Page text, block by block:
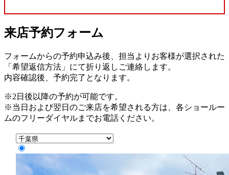
来店予約フォーム
フォームからの予約申込み後、担当よりお客様が選択された
「希望返信方法」にて折り返しご連絡します。
内容確認後、予約完了となります。
※2日後以降の予約が可能です。
※当日および翌日のご来店を希望される方は、各ショールー
ムのフリーダイヤルまでお電話ください。